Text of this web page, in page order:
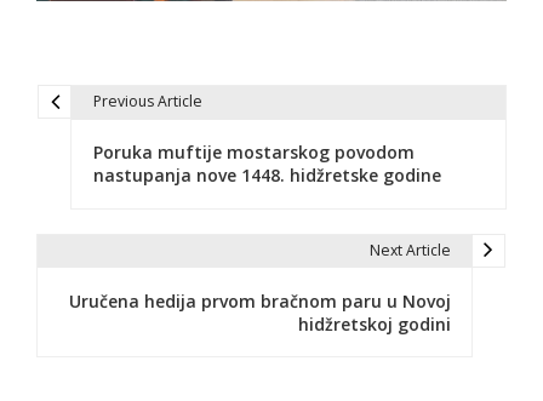
Previous Article
Poruka muftije mostarskog povodom
nastupanja nove 1448. hidžretske godine
Next Article
Uručena hedija prvom bračnom paru u Novoj
hidžretskoj godini